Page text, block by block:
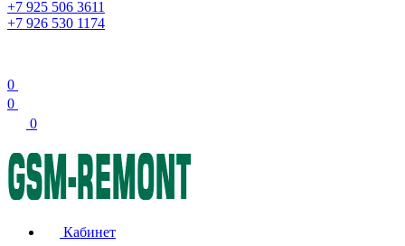
+7 925 506 3611
+7 926 530 1174
0
0
0
Кабинет